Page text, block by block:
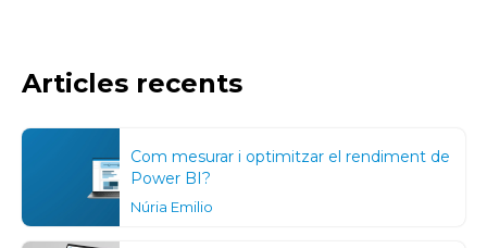
Articles recents
Com mesurar i optimitzar el rendiment de
Power BI?
Núria Emilio